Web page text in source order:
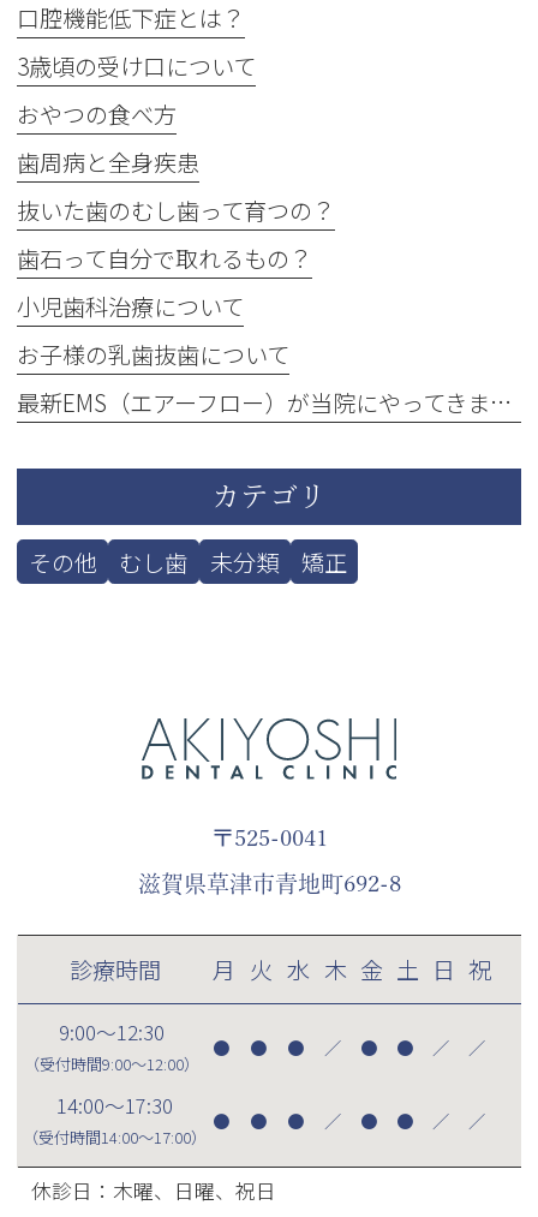
口腔機能低下症とは？
3歳頃の受け口について
おやつの食べ方
歯周病と全身疾患
抜いた歯のむし歯って育つの？
歯石って自分で取れるもの？
小児歯科治療について
お子様の乳歯抜歯について
最新EMS（エアーフロー）が当院にやってきました！
カテゴリ
その他 むし歯 未分類 矯正
〒525-0041
滋賀県草津市青地町692-8
診療時間 月 火 水 木 金 土 日 祝
9:00～12:30
（受付時間9:00～12:00）
● ● ● ／ ● ● ／ ／
14:00～17:30
（受付時間14:00～17:00）
● ● ● ／ ● ● ／ ／
休診日：木曜、日曜、祝日